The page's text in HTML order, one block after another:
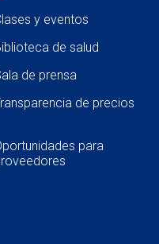
y eventos
de salud
de prensa
de precios
para